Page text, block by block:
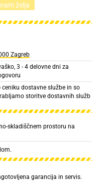
želja
Zagreb
3 - 4 delovne dni za
dostavne službe in so
storitve dostavnih služb
skladiščnem prostoru na
garancija in servis.